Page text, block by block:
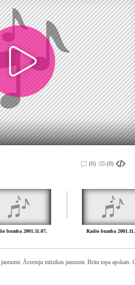
(0) (0)
bumba 2001.11.07. Radio bumba
Ārzemju mūzikas jaunumi. Britu topa apskats.